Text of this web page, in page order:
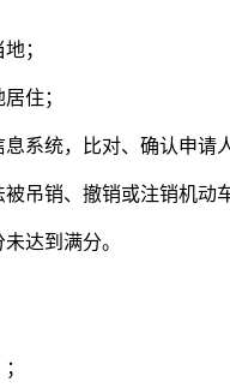
；
住；
系统，比对、确认申请
吊销、撤销或注销机动
达到满分。